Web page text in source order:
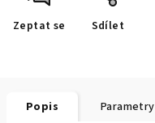
Zeptat se Sdílet
Popis Parametry